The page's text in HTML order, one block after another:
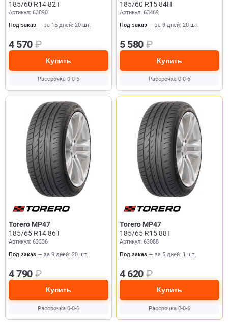
185/60 R14 82T
Артикул: 63090
Под заказ — за 15 дней: 20 шт.
4 570 ₽
Купить
Рассрочка 0-0-6
185/60 R15 84H
Артикул: 63469
Под заказ — за 9 дней: 20 шт.
5 580 ₽
Купить
Рассрочка 0-0-6
Torero MP47
185/65 R14 86T
Артикул: 63336
Под заказ — за 9 дней: 20 шт.
4 790 ₽
Купить
Рассрочка 0-0-6
Torero MP47
185/65 R15 88T
Артикул: 63088
Под заказ — за 5 дней: 1 шт.
4 620 ₽
Купить
Рассрочка 0-0-6